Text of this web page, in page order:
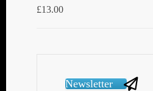
£13.00
Newsletter